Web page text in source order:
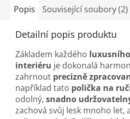
Popis Související soubory (2)
Detailní popis produktu
Základem každého
interiéru je dokonalá
zahrnout precizně
například tato polička na
odolný, snadno
zachová svůj lesk mnoho let,